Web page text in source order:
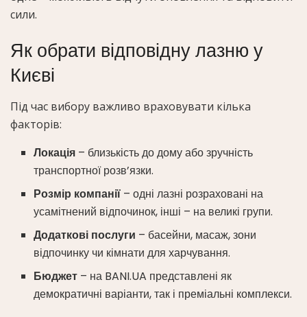
сили.
Як обрати відповідну лазню у
Києві
Під час вибору важливо враховувати кілька
факторів:
Локація – близькість до дому або зручність
транспортної розв’язки.
Розмір компанії – одні лазні розраховані на
усамітнений відпочинок, інші – на великі групи.
Додаткові послуги – басейни, масаж, зони
відпочинку чи кімнати для харчування.
Бюджет – на BANI.UA представлені як
демократичні варіанти, так і преміальні комплекси.